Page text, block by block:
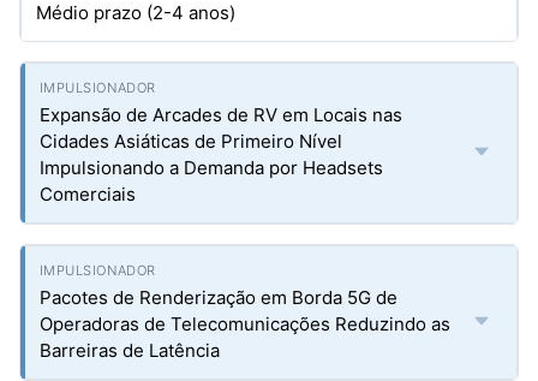
Médio prazo (2-4 anos)
Expansão de Arcades de RV em Locais nas
Cidades Asiáticas de Primeiro Nível
Impulsionando a Demanda por Headsets
Comerciais
Pacotes de Renderização em Borda 5G de
Operadoras de Telecomunicações Reduzindo as
Barreiras de Latência